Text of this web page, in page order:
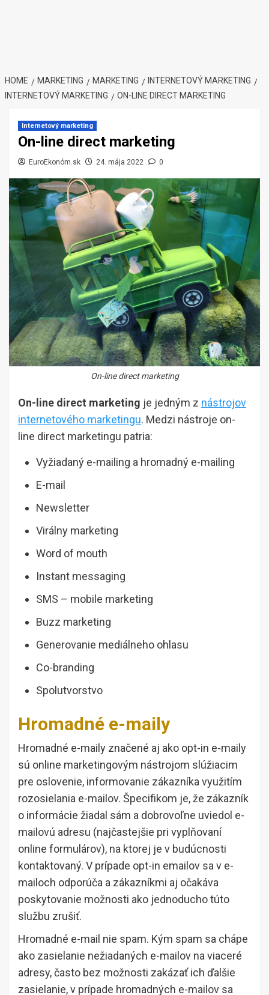
HOME MARKETING MARKETING
INTERNETOVÝ MARKETING
INTERNETOVÝ MARKETING
ON-LINE DIRECT MARKETING
Internetový marketing
On-line direct marketing
EuroEkonóm.sk 24. mája 2022 0
On-line direct marketing
On-line direct marketing je jedným z nástrojov
internetového marketingu. Medzi nástroje on-
line direct marketingu patria:
Vyžiadaný e-mailing a hromadný e-mailing
E-mail
Newsletter
Virálny marketing
Word of mouth
Instant messaging
SMS – mobile marketing
Buzz marketing
Generovanie mediálneho ohlasu
Co-branding
Spolutvorstvo
Hromadné e-maily
Hromadné e-maily značené aj ako opt-in e-maily
sú online marketingovým nástrojom slúžiacim
pre oslovenie, informovanie zákazníka využitím
rozosielania e-mailov. Špecifikom je, že zákazník
o informácie žiadal sám a dobrovoľne uviedol e-
mailovú adresu (najčastejšie pri vyplňovaní
online formulárov), na ktorej je v budúcnosti
kontaktovaný. V prípade opt-in emailov sa v e-
mailoch odporúča a zákazníkmi aj očakáva
poskytovanie možnosti ako jednoducho túto
službu zrušiť.
Hromadné e-mail nie spam. Kým spam sa chápe
ako zasielanie nežiadaných e-mailov na viaceré
adresy, často bez možnosti zakázať ich ďalšie
zasielanie, v prípade hromadných e-mailov sa